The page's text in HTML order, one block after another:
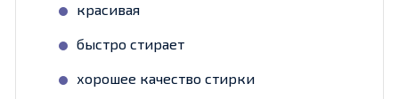
красивая
быстро стирает
хорошее качество стирки